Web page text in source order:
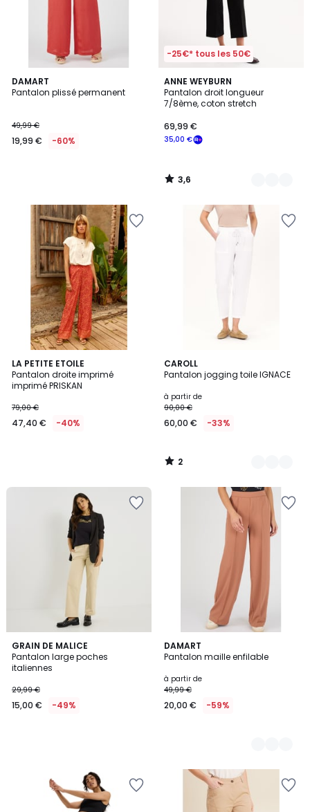
DAMART
Pantalon plissé permanent
49,99 €
19,99 € -60%
-25€* tous les 50€
ANNE WEYBURN
Pantalon droit longueur
7/8ème, coton stretch
35,00 €
69,99 €
3,6
/ 5
2
Couleurs
3,6
/
LA PETITE ETOILE
Pantalon droite imprimé
imprimé PRISKAN
79,00 €
47,40 € -40%
CAROLL
Pantalon jogging toile IGNACE
à partir de
90,00 €
60,00 € -33%
2
/
4
Couleurs
2
/
GRAIN DE MALICE
Pantalon large poches
italiennes
29,99 €
15,00 € -49%
DAMART
Pantalon maille enfilable
à partir de
49,99 €
20,00 € -59%
2
Couleurs